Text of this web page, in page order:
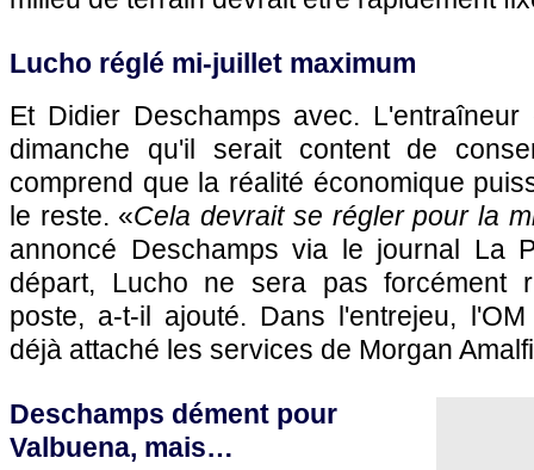
Lucho réglé mi-juillet maximum
Et Didier Deschamps avec.
dimanche qu'il serait content de
comprend que la réalité économique
le reste. «Cela devrait se régler pour la
annoncé Deschamps via le journal La
départ, Lucho ne sera pas forcément
poste, a-t-il ajouté. Dans l'entrejeu, l'OM
déjà attaché les services de Morgan
Deschamps dément pour
Valbuena, mais…